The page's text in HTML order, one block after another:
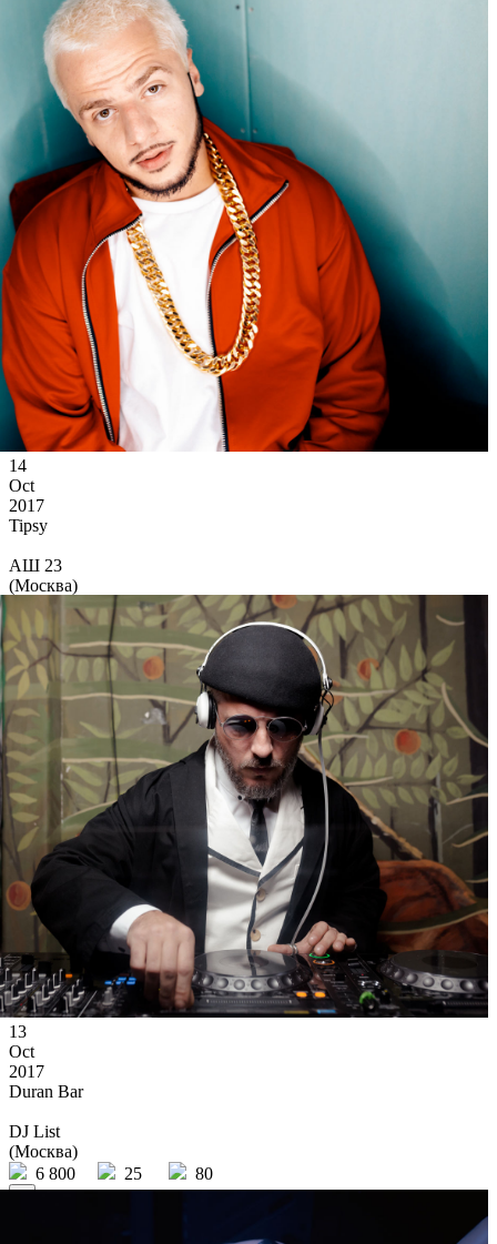
Сначала новые
Сначала старые
Арсений Гуров
14
Oct
2017
Tipsy
АШ 23
(Москва)
30 583
7 117
×
Ссылка на отбор фото
13
Oct
2017
Duran Bar
DJ List
(Москва)
6 800
25 80